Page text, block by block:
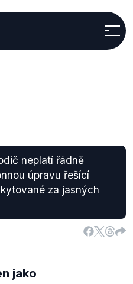
neplatí řádně
úpravu řešící
za jasných
jako